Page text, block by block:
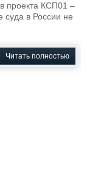
проекта КСП01 –
суда в России не
Читать полностью